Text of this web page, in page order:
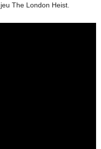
The London Heist.